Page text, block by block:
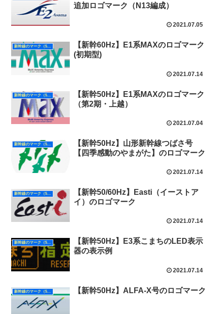
追加ロゴマーク（N13編成）
2021.07.05
新幹線のマーク（50Hz）
【新幹60Hz】E1系MAXのロゴマーク
(初期型)
2021.07.14
新幹線のマーク（50Hz）
【新幹50Hz】E1系MAXのロゴマーク
（第2期・上越）
2021.07.04
新幹線のマーク（50Hz）
【新幹50Hz】山形新幹線つばさ号
【四季感動のやまがた】のロゴマーク
2021.07.14
新幹線のマーク（50Hz）
【新幹50/60Hz】Easti（イーストア
イ）のロゴマーク
2021.07.14
新幹線のマーク（50Hz）
【新幹50Hz】E3系こまちのLED表示
器の表示例
2021.07.14
新幹線のマーク（50Hz） 【新幹50Hz】ALFA-X号のロゴマーク